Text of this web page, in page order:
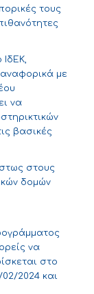
τους
με
να
βασικές
στους
δομών
να
στο
02/2024 και